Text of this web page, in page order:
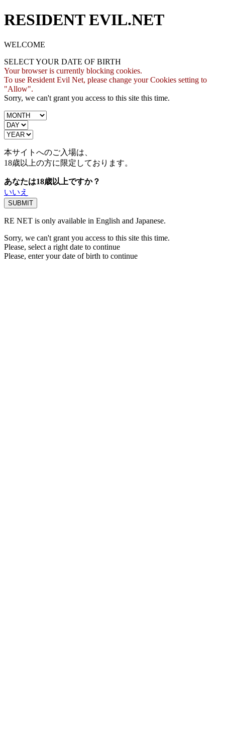
RESIDENT EVIL.NET
WELCOME
SELECT YOUR DATE OF BIRTH
Your browser is currently blocking cookies.
To use Resident Evil Net, please change your Cookies setting to
"Allow".
Sorry, we can't grant you access to this site this time.
本サイトへのご入場は、
18歳以上の方に限定しております。
あなたは18歳以上ですか？
いいえ
RE NET is only available in English and Japanese.
Sorry, we can't grant you access to this site this time.
Please, select a right date to continue
Please, enter your date of birth to continue